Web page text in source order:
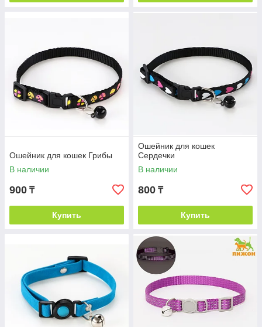
Ошейник для кошек Грибы
В наличии
900 ₸
Купить
Ошейник для кошек
Сердечки
В наличии
800 ₸
Купить